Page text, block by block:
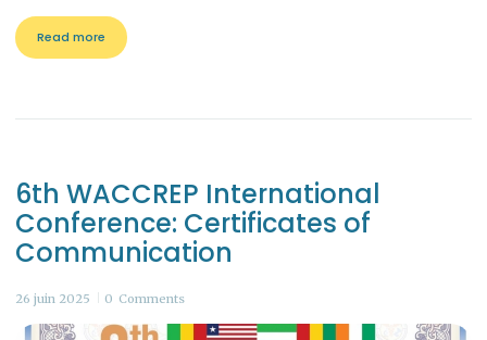
Read more
6th WACCREP International
Conference: Certificates of
Communication
26 juin 2025 0 Comments